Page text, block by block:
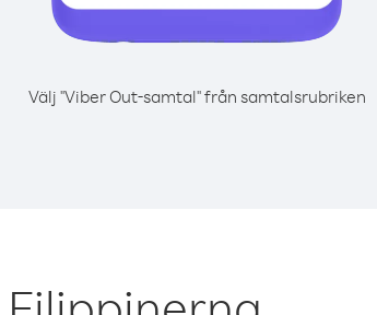
Välj "Viber Out-samtal" från samtalsrubriken